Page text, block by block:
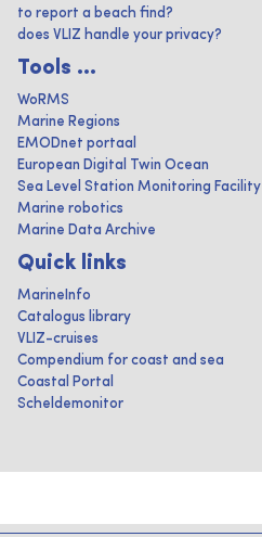
to report a beach find?
does VLIZ handle your privacy?
Tools ...
WoRMS
Marine Regions
EMODnet portaal
European Digital Twin Ocean
Sea Level Station Monitoring Facility
Marine robotics
Marine Data Archive
Quick links
MarineInfo
Catalogus library
VLIZ-cruises
Compendium for coast and sea
Coastal Portal
Scheldemonitor